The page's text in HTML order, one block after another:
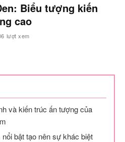
Biểu tượng kiến
cao
lượt xem
và kiến trúc ấn tượng của
bật tạo nên sự khác biệt